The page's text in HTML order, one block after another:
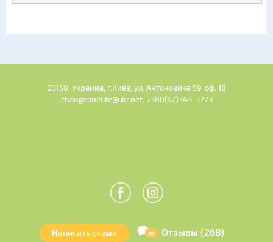
03150, Украина, г.Киев, ул. Антоновича 59, оф. 18
changeonelife@ukr.net, +380(67)343-3773
Написать отзыв Отзывы (268)